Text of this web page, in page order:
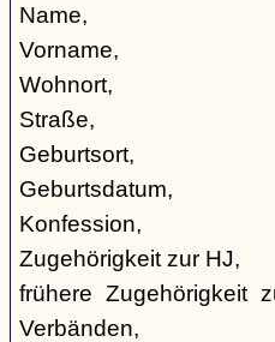
Name,
Vorname,
Wohnort,
Straße,
Geburtsort,
Geburtsdatum,
Konfession,
Zugehörigkeit zur HJ,
frühere Zugehörigkeit
Verbänden,